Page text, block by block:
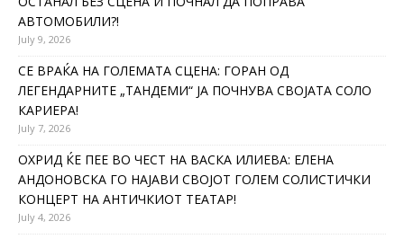
АВТОМОБИЛИ?!
July 9, 2026
СЕ ВРАЌА НА ГОЛЕМАТА СЦЕНА: ГОРАН ОД
ЛЕГЕНДАРНИТЕ „ТАНДЕМИ“ ЈА ПОЧНУВА СВОЈАТА СОЛО
КАРИЕРА!
July 7, 2026
ОХРИД ЌЕ ПЕЕ ВО ЧЕСТ НА ВАСКА ИЛИЕВА: ЕЛЕНА
АНДОНОВСКА ГО НАЈАВИ СВОЈОТ ГОЛЕМ СОЛИСТИЧКИ
КОНЦЕРТ НА АНТИЧКИОТ ТЕАТАР!
July 4, 2026